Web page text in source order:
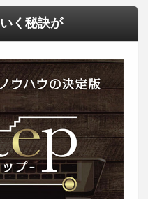
く秘訣が